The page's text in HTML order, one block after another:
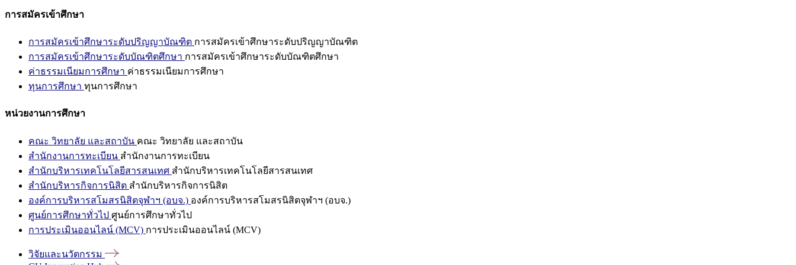
การสมัครเข้าศึกษา
การสมัครเข้าศึกษาระดับปริญญาบัณฑิต การสมัครเข้าศึกษาระดับปริญญาบัณฑิต
การสมัครเข้าศึกษาระดับบัณฑิตศึกษา การสมัครเข้าศึกษาระดับบัณฑิตศึกษา
ค่าธรรมเนียมการศึกษา ค่าธรรมเนียมการศึกษา
ทุนการศึกษา ทุนการศึกษา
หน่วยงานการศึกษา
คณะ วิทยาลัย และสถาบัน คณะ วิทยาลัย และสถาบัน
สำนักงานการทะเบียน สำนักงานการทะเบียน
สำนักบริหารเทคโนโลยีสารสนเทศ สำนักบริหารเทคโนโลยีสารสนเทศ
สำนักบริหารกิจการนิสิต สำนักบริหารกิจการนิสิต
องค์การบริหารสโมสรนิสิตจุฬาฯ (อบจ.) องค์การบริหารสโมสรนิสิตจุฬาฯ (อบจ.)
ศูนย์การศึกษาทั่วไป ศูนย์การศึกษาทั่วไป
การประเมินออนไลน์ (MCV) การประเมินออนไลน์ (MCV)
วิจัยและนวัตกรรม